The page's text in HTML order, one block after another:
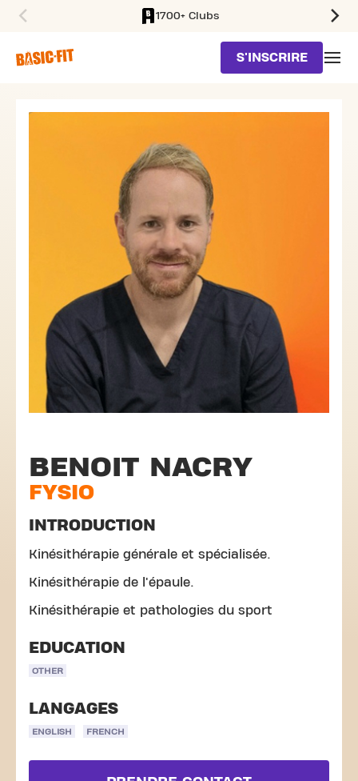
1700+ Clubs
S'INSCRIRE
BENOIT NACRY
FYSIO
INTRODUCTION
Kinésithérapie générale et spécialisée.
Kinésithérapie de l'épaule.
Kinésithérapie et pathologies du sport
EDUCATION
OTHER
LANGAGES
ENGLISH FRENCH